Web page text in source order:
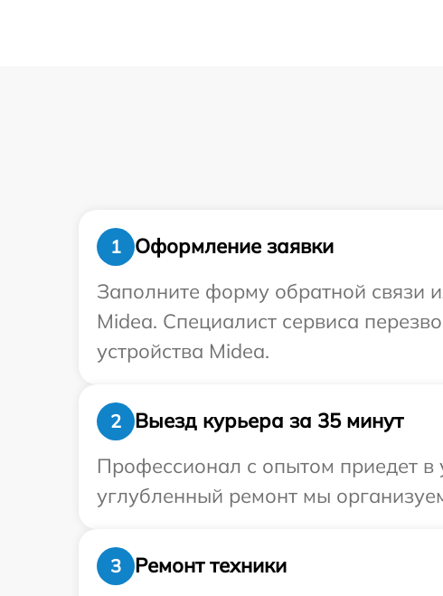
1
Оформление заявки
Заполните форму обратной связи
Midea. Специалист сервиса
устройства Midea.
2
Выезд курьера за 35 минут
Профессионал с опытом приедет в
углубленный ремонт мы
3
Ремонт техники